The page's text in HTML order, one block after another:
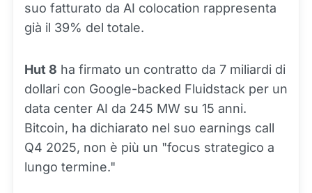
suo fatturato da AI colocation rappresenta
già il 39% del totale.
Hut 8 ha firmato un contratto da 7 miliardi di
dollari con Google-backed Fluidstack per un
data center AI da 245 MW su 15 anni.
Bitcoin, ha dichiarato nel suo earnings call
Q4 2025, non è più un "focus strategico a
lungo termine."